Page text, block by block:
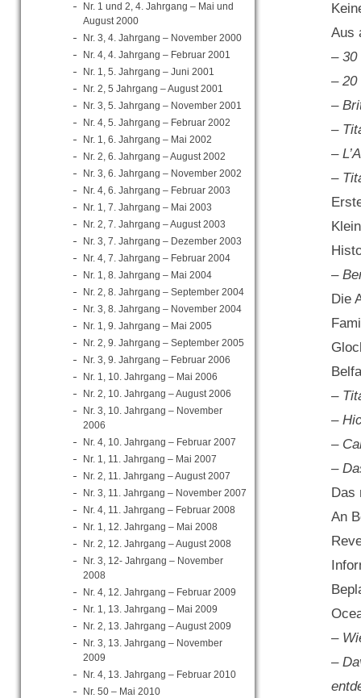
Nr. 1 und 2, 4. Jahrgang – Mai und
August 2000
Nr. 3, 4. Jahrgang – November 2000
Nr. 4, 4. Jahrgang – Februar 2001
Nr. 1, 5. Jahrgang – Juni 2001
Nr. 2, 5 Jahrgang – August 2001
Nr. 3, 5. Jahrgang – November 2001
Nr. 4, 5. Jahrgang – Februar 2002
Nr. 1, 6. Jahrgang – Mai 2002
Nr. 2, 6. Jahrgang – August 2002
Nr. 3, 6. Jahrgang – November 2002
Nr. 4, 6. Jahrgang – Februar 2003
Nr. 1, 7. Jahrgang – Mai 2003
Nr. 2, 7. Jahrgang – August 2003
Nr. 3, 7. Jahrgang – Dezember 2003
Nr. 4, 7. Jahrgang – Februar 2004
Nr. 1, 8. Jahrgang – Mai 2004
Nr. 2, 8. Jahrgang – September 2004
Nr. 3, 8. Jahrgang – November 2004
Nr. 1, 9. Jahrgang – Mai 2005
Nr. 2, 9. Jahrgang – September 2005
Nr. 3, 9. Jahrgang – Februar 2006
Nr. 1, 10. Jahrgang – Mai 2006
Nr. 2, 10. Jahrgang – August 2006
Nr. 3, 10. Jahrgang – November
2006
Nr. 4, 10. Jahrgang – Februar 2007
Nr. 1, 11. Jahrgang – Mai 2007
Nr. 2, 11. Jahrgang – August 2007
Nr. 3, 11. Jahrgang – November 2007
Nr. 4, 11. Jahrgang – Februar 2008
Nr. 1, 12. Jahrgang – Mai 2008
Nr. 2, 12. Jahrgang – August 2008
Nr. 3, 12- Jahrgang – November
2008
Nr. 4, 12. Jahrgang – Februar 2009
Nr. 1, 13. Jahrgang – Mai 2009
Nr. 2, 13. Jahrgang – August 2009
Nr. 3, 13. Jahrgang – November
2009
Nr. 4, 13. Jahrgang – Februar 2010
Nr. 50 – Mai 2010
Aus
– 30
– 20
–
–
–
–
–
Die
–
–
–
–
Das
An
–
–